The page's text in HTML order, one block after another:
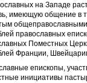
на Западе
имеющую общение в
православных
Поместных
Франции,
епископы,
инициативы